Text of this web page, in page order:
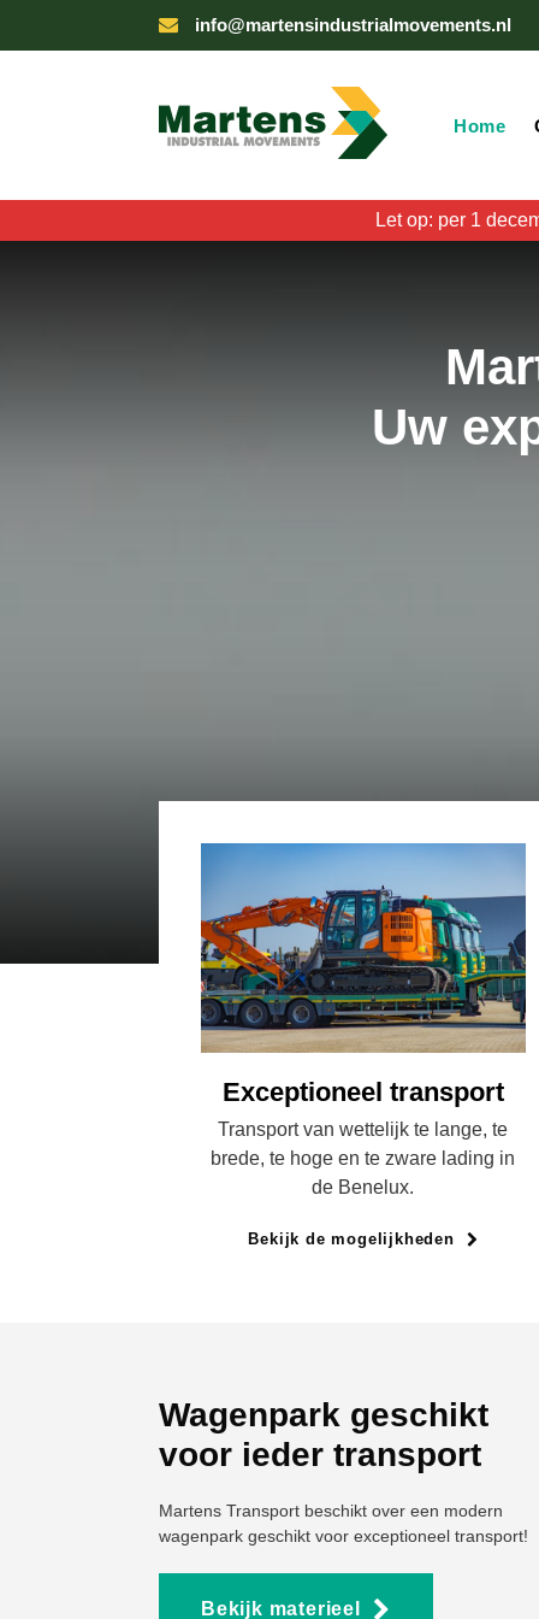
info@martensindustrialmovements.nl
Home
Let op: per 1
Uw
Exceptioneel transport
Transport van wettelijk te lange, te
brede, te hoge en te zware lading in
de Benelux.
Bekijk de mogelijkheden
Wagenpark geschikt
voor ieder transport
Martens Transport beschikt over een modern
wagenpark geschikt voor exceptioneel transport!
Bekijk materieel